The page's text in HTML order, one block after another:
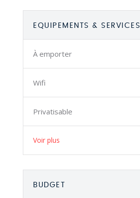
EQUIPEMENTS & SERVICES
À emporter
Wifi
Privatisable
Voir plus
BUDGET